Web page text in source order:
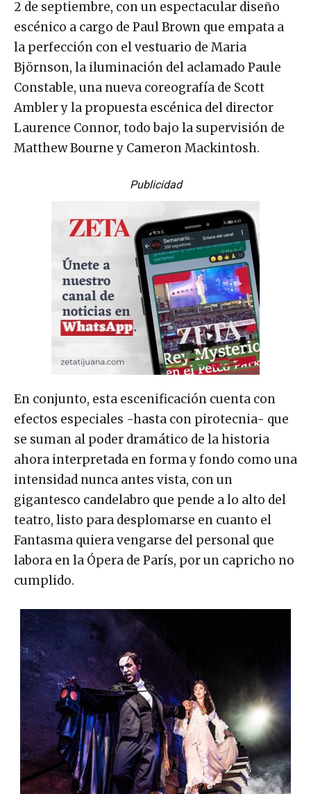
2 de septiembre, con un espectacular diseño
escénico a cargo de Paul Brown que empata a
la perfección con el vestuario de Maria
Björnson, la iluminación del aclamado Paule
Constable, una nueva coreografía de Scott
Ambler y la propuesta escénica del director
Laurence Connor, todo bajo la supervisión de
Matthew Bourne y Cameron Mackintosh.
Publicidad
En conjunto, esta escenificación cuenta con
efectos especiales -hasta con pirotecnia- que
se suman al poder dramático de la historia
ahora interpretada en forma y fondo como una
intensidad nunca antes vista, con un
gigantesco candelabro que pende a lo alto del
teatro, listo para desplomarse en cuanto el
Fantasma quiera vengarse del personal que
labora en la Ópera de París, por un capricho no
cumplido.